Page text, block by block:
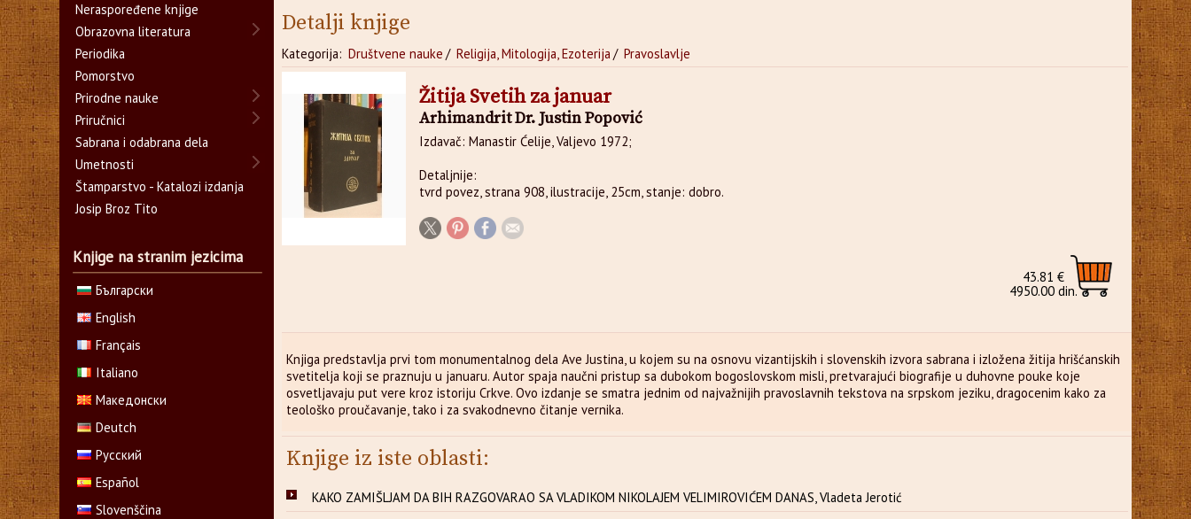
Detalji knjige
Kategorija: Društvene nauke / Religija, Mitologija, Ezoterija/ Pravoslavlje
Žitija Svetih za januar
Arhimandrit Dr. Justin Popović
Izdavač: Manastir Ćelije, Valjevo 1972;
Detaljnije:
tvrd povez, strana 908, ilustracije, 25cm, stanje: dobro.
43.81 €
4950.00 din.
Knjiga predstavlja prvi tom monumentalnog dela Ave Justina, u kojem su na osnovu vizantijskih i slovenskih izvora sabrana i izložena žitija hrišćanskih
svetitelja koji se praznuju u januaru. Autor spaja naučni pristup sa dubokom bogoslovskom misli, pretvarajući biografije u duhovne pouke koje
osvetljavaju put vere kroz istoriju Crkve. Ovo izdanje se smatra jednim od najvažnijih pravoslavnih tekstova na srpskom jeziku, dragocenim kako za
teološko proučavanje, tako i za svakodnevno čitanje vernika.
Knjige iz iste oblasti:
KAKO ZAMIŠLJAM DA BIH RAZGOVARAO SA VLADIKOM NIKOLAJEM VELIMIROVIĆEM DANAS, Vladeta Jerotić
Neraspoređene knjige
Obrazovna literatura
Periodika
Pomorstvo
Prirodne nauke
Priručnici
Sabrana i odabrana dela
Umetnosti
Štamparstvo - Katalozi izdanja
Josip Broz Tito
Knjige na stranim jezicima
Български
English
Français
Italiano
Македонски
Deutch
Русский
Español
Slovenščina